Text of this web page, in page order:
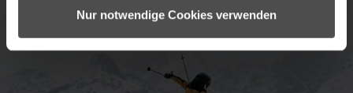
Nur notwendige Cookies verwenden